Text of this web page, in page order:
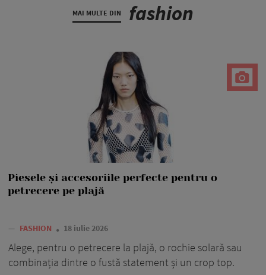
MAI MULTE DIN fashion
Piesele și accesoriile perfecte pentru o
petrecere pe plajă
— FASHION 18 iulie 2026
Alege, pentru o petrecere la plajă, o rochie solară sau
combinația dintre o fustă statement și un crop top.